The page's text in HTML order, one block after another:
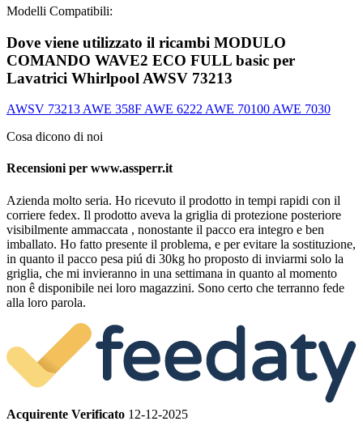
Modelli Compatibili:
Dove viene utilizzato il ricambi MODULO
COMANDO WAVE2 ECO FULL basic per
Lavatrici Whirlpool AWSV 73213
AWSV 73213 AWE 358F AWE 6222 AWE 70100 AWE 7030
Cosa dicono di noi
Recensioni per www.assperr.it
Azienda molto seria. Ho ricevuto il prodotto in tempi rapidi con il
corriere fedex. Il prodotto aveva la griglia di protezione posteriore
visibilmente ammaccata , nonostante il pacco era integro e ben
imballato. Ho fatto presente il problema, e per evitare la sostituzione,
in quanto il pacco pesa piú di 30kg ho proposto di inviarmi solo la
griglia, che mi invieranno in una settimana in quanto al momento
non ê disponibile nei loro magazzini. Sono certo che terranno fede
alla loro parola.
Acquirente Verificato 12-12-2025